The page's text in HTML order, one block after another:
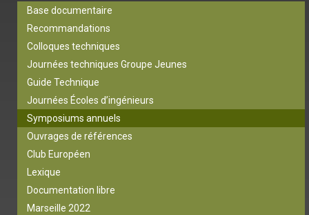
Base documentaire
Recommandations
Colloques techniques
Journées techniques Groupe Jeunes
Guide Technique
Journées Écoles d’ingénieurs
Symposiums annuels
Ouvrages de références
Club Européen
Lexique
Documentation libre
Marseille 2022